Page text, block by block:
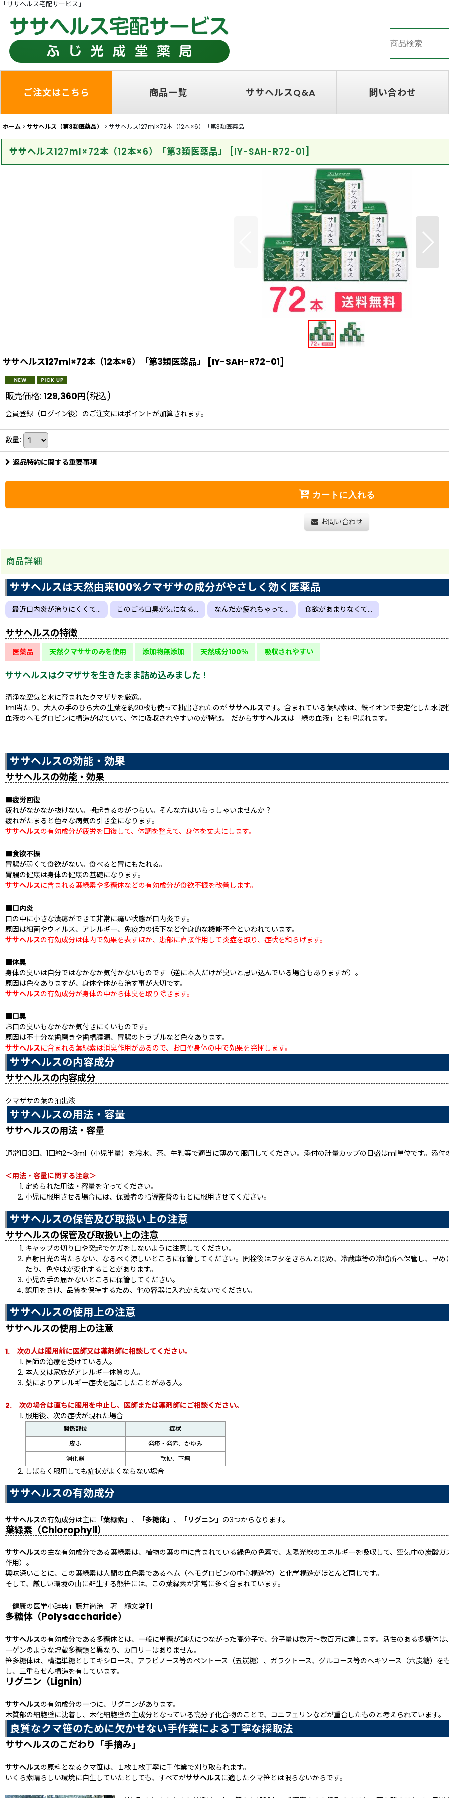
「ササヘルス宅配サービス」
ご注文はこちら 商品一覧 ササヘルスQ&A 問い合わせ
ホーム > ササヘルス（第3類医薬品） > ササヘルス127ml×72本（12本×6）「第3類医薬品」
ササヘルス127ml×72本（12本×6）「第3類医薬品」 [IY-SAH-R72-01]
ササヘルス127ml×72本（12本×6）「第3類医薬品」 [IY-SAH-R72-01]
販売価格: 129,360円(税込)
会員登録（ログイン後）のご注文にはポイントが加算されます。
数量:
返品特約に関する重要事項
カートに入れる
お問い合わせ
商品詳細
ササヘルスは天然由来100%クマザサの成分がやさしく効く医薬品
最近口内炎が治りにくくて… このごろ口臭が気になる… なんだか疲れちゃって… 食欲があまりなくて…
ササヘルスの特徴
医薬品 天然クマササのみを使用 添加物無添加 天然成分100％ 吸収されやすい
ササヘルスはクマザサを生きたまま詰め込みました！
清浄な空気と水に育まれたクマザサを厳選。
1ml当たり、大人の手のひら大の生葉を約20枚も使って抽出されたのがササヘルスです。含まれている葉緑素は、鉄イオンで安定化した水溶
血液のヘモグロビンに構造が似ていて、体に吸収されやすいのが特徴。 だからササヘルスは「緑の血液」とも呼ばれます。
ササヘルスの効能・効果
ササヘルスの効能・効果
■疲労回復
疲れがなかなか抜けない。朝起きるのがつらい。そんな方はいらっしゃいませんか？
疲れがたまると色々な病気の引き金になります。
ササヘルスの有効成分が疲労を回復して、体調を整えて、身体を丈夫にします。
■食欲不振
胃腸が弱くて食欲がない。食べると胃にもたれる。
胃腸の健康は身体の健康の基礎になります。
ササヘルスに含まれる葉緑素や多糖体などの有効成分が食欲不振を改善します。
■口内炎
口の中に小さな潰瘍ができて非常に痛い状態が口内炎です。
原因は細菌やウィルス、アレルギー、免疫力の低下など全身的な機能不全といわれています。
ササヘルスの有効成分は体内で効果を表すほか、患部に直接作用して炎症を取り、症状を和らげます。
■体臭
身体の臭いは自分ではなかなか気付かないものです（逆に本人だけが臭いと思い込んでいる場合もありますが）。
原因は色々ありますが、身体全体から治す事が大切です。
ササヘルスの有効成分が身体の中から体臭を取り除きます。
■口臭
お口の臭いもなかなか気付きにくいものです。
原因は不十分な歯磨きや歯槽膿漏、胃腸のトラブルなど色々あります。
ササヘルスに含まれる葉緑素は消臭作用があるので、お口や身体の中で効果を発揮します。
ササヘルスの内容成分
ササヘルスの内容成分
クマザサの葉の抽出液
ササヘルスの用法・容量
ササヘルスの用法・容量
通常1日3回、1回約2〜3ml（小児半量）を冷水、茶、牛乳等で適当に薄めて服用してください。添付の計量カップの目盛はml単位です。添
＜用法・容量に関する注意＞
定められた用法・容量を守ってください。
小児に服用させる場合には、保護者の指導監督のもとに服用させてください。
ササヘルスの保管及び取扱い上の注意
ササヘルスの保管及び取扱い上の注意
キャップの切り口や突起でケガをしないように注意してください。
直射日光の当たらない、なるべく涼しいところに保管してください。開栓後はフタをきちんと閉め、冷蔵庫等の冷暗所へ保管し、早
たり、色や味が変化することがあります。
小児の手の届かないところに保管してください。
誤用をさけ、品質を保持するため、他の容器に入れかえないでください。
ササヘルスの使用上の注意
ササヘルスの使用上の注意
1. 次の人は服用前に医師又は薬剤師に相談してください。
医師の治療を受けている人。
本人又は家族がアレルギー体質の人。
薬によりアレルギー症状を起こしたことがある人。
2. 次の場合は直ちに服用を中止し、医師または薬剤師にご相談ください。
服用後、次の症状が現れた場合
関係部位
症状
皮ふ
発疹・発赤、かゆみ
消化器
軟便、下痢
しばらく服用しても症状がよくならない場合
ササヘルスの有効成分
ササヘルスの有効成分は主に 「葉緑素」 、 「多糖体」 、 「リグニン」 の3つからなります。
葉緑素（Chlorophyll）
ササヘルスの主な有効成分である葉緑素は、植物の葉の中に含まれている緑色の色素で、太陽光線のエネルギーを吸収して、空気中の炭酸
作用）。
興味深いことに、この葉緑素は人間の血色素であるヘム（ヘモグロビンの中心構造体）と化学構造がほとんど同じです。
そして、厳しい環境の山に群生する熊笹には、この葉緑素が非常に多く含まれています。
「健康の医学小辞典」藤井尚治 著 績文堂刊
多糖体（Polysaccharide）
ササヘルスの有効成分である多糖体とは、一般に単糖が鎖状につながった高分子で、分子量は数万〜数百万に達します。活性のある多糖体
ーゲンのような貯蔵多糖類と異なり、カロリーはありません。
笹多糖体は、構造単糖としてキシロース、アラビノース等のペントース（五炭糖）、ガラクトース、グルコース等のヘキソース（六炭糖）
し、三重らせん構造を有しています。
リグニン（Lignin）
ササヘルスの有効成分の一つに、リグニンがあります。
木質部の細胞壁に沈着し、木化細胞壁の主成分となっている高分子化合物のことで、コニフェリンなどが重合したものと考えられています。
良質なクマ笹のために欠かせない手作業による丁寧な採取法
ササヘルスのこだわり「手摘み」
ササヘルスの原料となるクマ笹は、１枚１枚丁寧に手作業で刈り取られます。
いくら素晴らしい環境に自生していたとしても、すべてがササヘルスに適したクマ笹とは限らないからです。